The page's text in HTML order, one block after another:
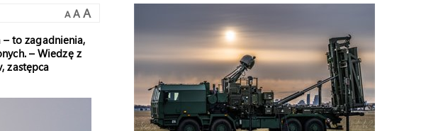
A A A
to zagadnienia,
– Wiedzę z
zastępca